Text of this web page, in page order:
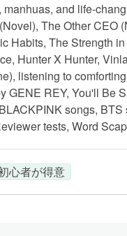
and life-
The Other CEO
Habits, The Strength
Hunter X Hunter,
listening to
GENE REY, You'll Be
songs,
tests, Word
心者が得意